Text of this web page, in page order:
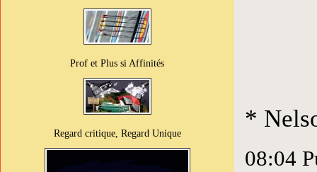
Prof et Plus si Affinités
Regard critique, Regard Unique
*
08:04